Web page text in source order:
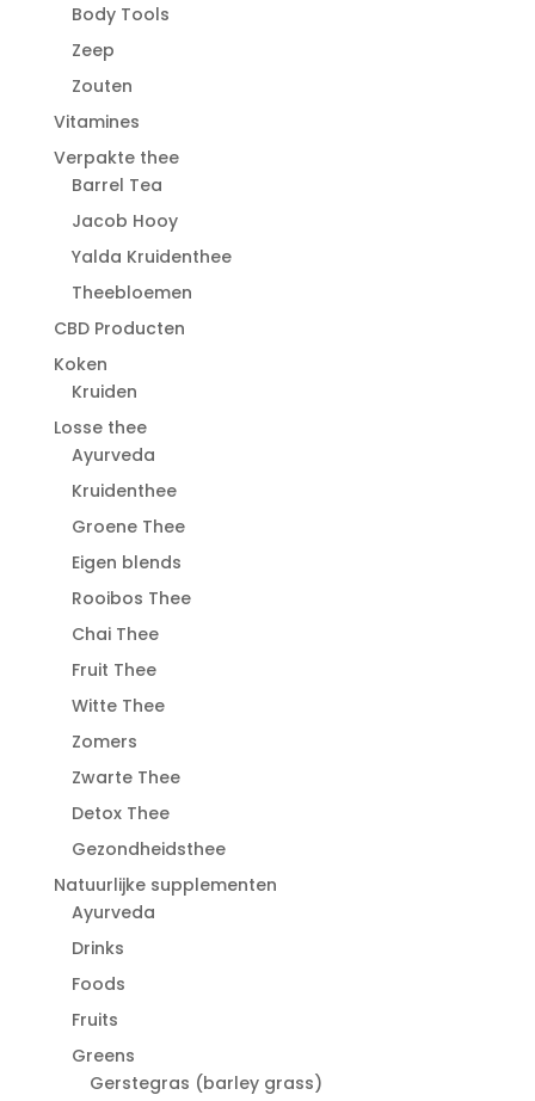
Body Tools
Zeep
Zouten
Vitamines
Verpakte thee
Barrel Tea
Jacob Hooy
Yalda Kruidenthee
Theebloemen
CBD Producten
Koken
Kruiden
Losse thee
Ayurveda
Kruidenthee
Groene Thee
Eigen blends
Rooibos Thee
Chai Thee
Fruit Thee
Witte Thee
Zomers
Zwarte Thee
Detox Thee
Gezondheidsthee
Natuurlijke supplementen
Ayurveda
Drinks
Foods
Fruits
Greens
Gerstegras (barley grass)